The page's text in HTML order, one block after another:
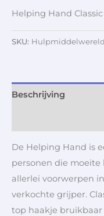
Helping Hand
SKU:
Beschrijving
De Helping Hand is
personen die
allerlei voorwerpen
verkochte grijper.
top haakje